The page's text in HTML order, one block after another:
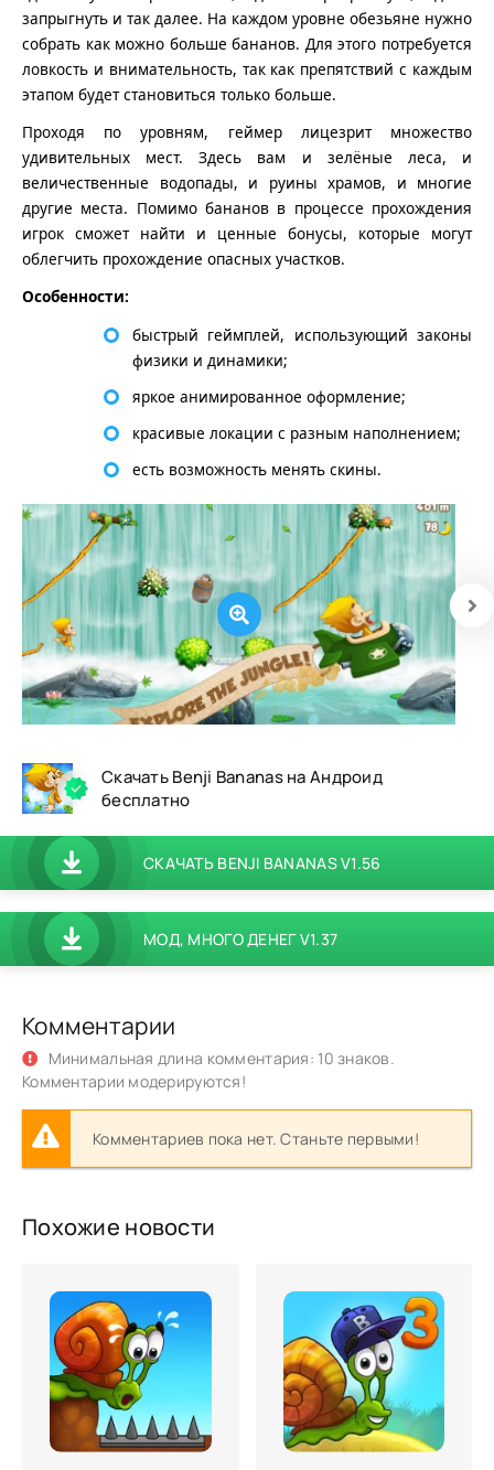
запрыгнуть и так далее. На каждом уровне обезьяне нужно
собрать как можно больше бананов. Для этого потребуется
ловкость и внимательность, так как препятствий с каждым
этапом будет становиться только больше.
Проходя по уровням, геймер лицезрит множество
удивительных мест. Здесь вам и зелёные леса, и
величественные водопады, и руины храмов, и многие
другие места. Помимо бананов в процессе прохождения
игрок сможет найти и ценные бонусы, которые могут
облегчить прохождение опасных участков.
Особенности:
быстрый геймплей, использующий законы
физики и динамики;
яркое анимированное оформление;
красивые локации с разным наполнением;
есть возможность менять скины.
Скачать Benji Bananas на Андроид
бесплатно
СКАЧАТЬ BENJI BANANAS V1.56
МОД, МНОГО ДЕНЕГ V1.37
Комментарии
Минимальная длина комментария: 10 знаков.
Комментарии модерируются!
Комментариев пока нет. Станьте первыми!
Похожие новости